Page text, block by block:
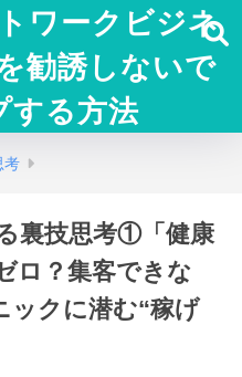
ワークビジネ
勧誘しないで
する方法
考
裏技思考①「健康
ロ？集客できな
ックに潜む“稼げ